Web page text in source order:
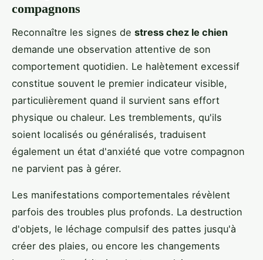
compagnons
Reconnaître les signes de stress chez le chien
demande une observation attentive de son
comportement quotidien. Le halètement excessif
constitue souvent le premier indicateur visible,
particulièrement quand il survient sans effort
physique ou chaleur. Les tremblements, qu'ils
soient localisés ou généralisés, traduisent
également un état d'anxiété que votre compagnon
ne parvient pas à gérer.
Les manifestations comportementales révèlent
parfois des troubles plus profonds. La destruction
d'objets, le léchage compulsif des pattes jusqu'à
créer des plaies, ou encore les changements